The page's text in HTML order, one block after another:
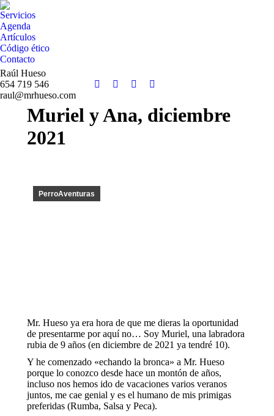
Servicios
Agenda
Artículos
Código ético
Contacto
Raúl Hueso
654 719 546
raul@mrhueso.com
Facebook
opens
Twitter
opens
Instagram
opens
YouTube
opens
Muriel y Ana, diciembre
2021
PerroAventuras
Mr. Hueso ya era hora de que me dieras la oportunidad
de presentarme por aquí no… Soy Muriel, una labradora
rubia de 9 años (en diciembre de 2021 ya tendré 10).
Y he comenzado «echando la bronca» a Mr. Hueso
porque lo conozco desde hace un montón de años,
incluso nos hemos ido de vacaciones varios veranos
juntos, me cae genial y es el humano de mis primigas
preferidas (Rumba, Salsa y Peca).